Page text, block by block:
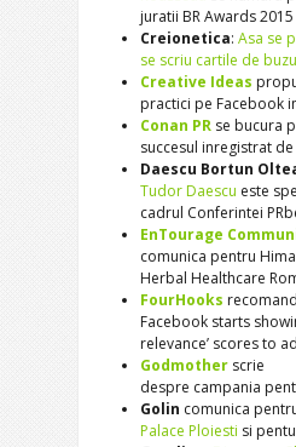
juratii BR Awards 2015
Creionetica: Asa se
se scriu cartile de
Creative Ideas
practici pe Facebook
Conan PR se bucura
succesul inregistrat
Daescu Bortun
Tudor Daescu este
cadrul Conferintei
EnTourage
comunica pentru
Herbal Healthcare
FourHooks
Facebook starts
relevance’ scores to
Godmother scrie
despre campania
Golin comunica
Palace Ploiesti si pentu